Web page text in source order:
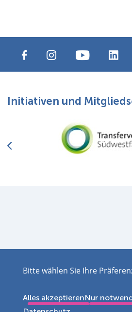
Initiativen und
Impressum Datenschutz
Kontakt
Cookie Einstellungen
Bitte wählen Sie Ihre
Alles akzeptierenNur